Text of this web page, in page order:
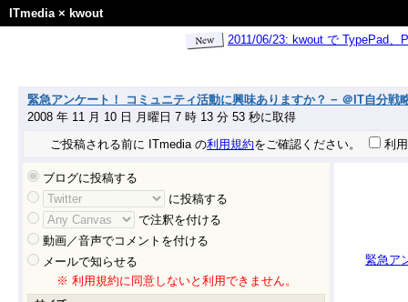
ITmedia× kwout
2011/06/23: kwout で TypePad
緊急アンケート！ コミュニティ活動に興味ありますか？ − ＠IT自分戦
2008 年 11 月 10 日 月曜日 7 時 13 分 53 秒に取得
ご投稿される前に ITmedia の利用規約をご確認ください。 利
ブログに投稿する
に投稿する
で注釈を付ける
動画／音声でコメントを付ける
メールで知らせる
※ 利用規約に同意しないと利用できません。
緊急ア